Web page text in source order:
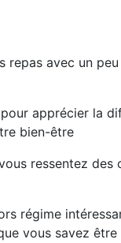
repas avec un
apprécier la
bien-être
ressentez des
régime
vous savez